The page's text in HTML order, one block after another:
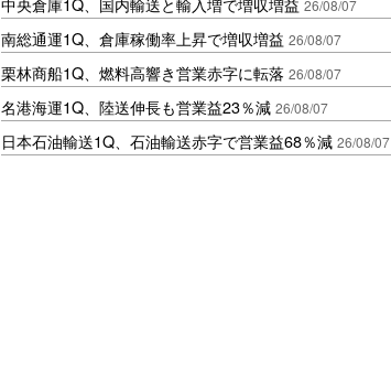
26/08/07
南総通運1Q、倉庫稼働率上昇で増収増益 26/08/07
栗林商船1Q、燃料高響き営業赤字に転落 26/08/07
名港海運1Q、陸送伸長も営業益23％減 26/08/07
日本石油輸送1Q、石油輸送赤字で営業益68％減 26/08/07